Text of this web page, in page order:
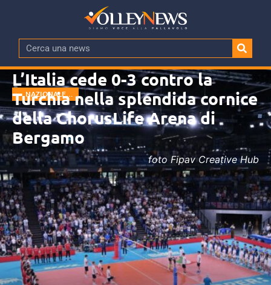
NAZIONALE
MASCHILE
L’Italia cede 0-3 contro la
Turchia nella splendida cornice
della ChorusLife Arena di
Bergamo
foto Fipav Creative Hub